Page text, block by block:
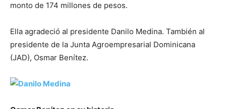
monto de 174 millones de pesos.
Ella agradeció al presidente Danilo Medina. También al
presidente de la Junta Agroempresarial Dominicana
(JAD), Osmar Benítez.